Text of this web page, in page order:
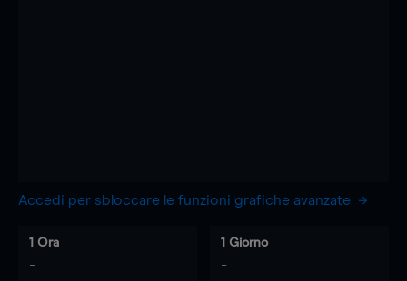
Accedi per sbloccare le funzioni grafiche avanzate
1 Ora
-
1 Giorno
-